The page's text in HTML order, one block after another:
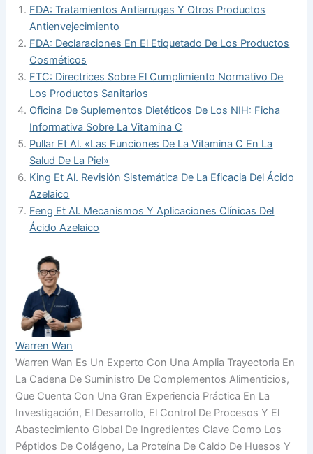
FDA: Tratamientos Antiarrugas Y Otros Productos
Antienvejecimiento
FDA: Declaraciones En El Etiquetado De Los Productos
Cosméticos
FTC: Directrices Sobre El Cumplimiento Normativo De
Los Productos Sanitarios
Oficina De Suplementos Dietéticos De Los NIH: Ficha
Informativa Sobre La Vitamina C
Pullar Et Al. «Las Funciones De La Vitamina C En La
Salud De La Piel»
King Et Al. Revisión Sistemática De La Eficacia Del Ácido
Azelaico
Feng Et Al. Mecanismos Y Aplicaciones Clínicas Del
Ácido Azelaico
Warren Wan
Warren Wan Es Un Experto Con Una Amplia Trayectoria En
La Cadena De Suministro De Complementos Alimenticios,
Que Cuenta Con Una Gran Experiencia Práctica En La
Investigación, El Desarrollo, El Control De Procesos Y El
Abastecimiento Global De Ingredientes Clave Como Los
Péptidos De Colágeno, La Proteína De Caldo De Huesos Y